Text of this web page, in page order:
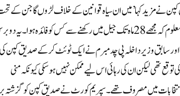
نے مزید کہا’میں ان سیاہ قوانین کے خلاف لڑوں گا جن کے
مجھے جیل میں رکھا گیا۔ حتی کہ ضمانت ملنے کے باوجود مجھے جیل میں رکھا گیا۔ نہیں معلوم کہ مجھے 28 ماہ تک جیل میں رکھنے سے کس کو فائدہ
اور سابق وزیر داخلہ پی چدمبرم نے ایک ٹوئٹ کرکے صدیق کپن کی
تھی لیکن ان کی رہائی اس لیے ممکن نہیں ہوسکی کیونکہ منی
میں مصروف تھے۔سپریم کورٹ نے صدیق کپن کو